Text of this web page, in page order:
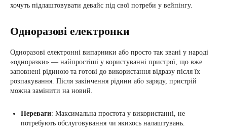
хочуть підлаштовувати девайс під свої потреби у вейпінгу.
Одноразові електронки
Одноразові електронні випарники або просто так звані у народі
«одноразки» — найпростіші у користуванні пристрої, що вже
заповнені рідиною та готові до використання відразу після їх
розпакування. Після закінчення рідини або заряду, пристрій
можна замінити на новий.
Переваги: Максимальна простота у використанні, не
потребують обслуговування чи якихось налаштувань.